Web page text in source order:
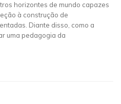
horizontes de mundo capazes
à construção de
Diante disso, como a
uma pedagogia da